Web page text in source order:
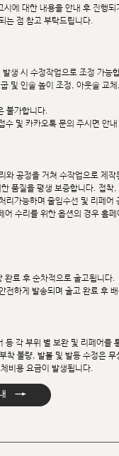
시에 대한 내용을 안내 후 진행되
는 점 참고 부탁드립니다.
생 시 수정작업으로 조정 가능
및 인솔 높이 조정, 아웃솔 교
불가합니다.
수 및 카카오톡 문의 주시면 안내
와 공정을 거쳐 수작업으로 제작
품질을 평생 보증합니다. 접착
리가능하며 줄임수선 및 리페어
어 수리를 위한 옵션의 경우 홈
완료 후 순차적으로 출고됩니다.
전하게 발송되며 출고 완료 후
등 각 부위 별 보완 및 리페어를
착 불량, 발볼 및 발등 수정은 무
비용 요금이 발생됩니다.
→